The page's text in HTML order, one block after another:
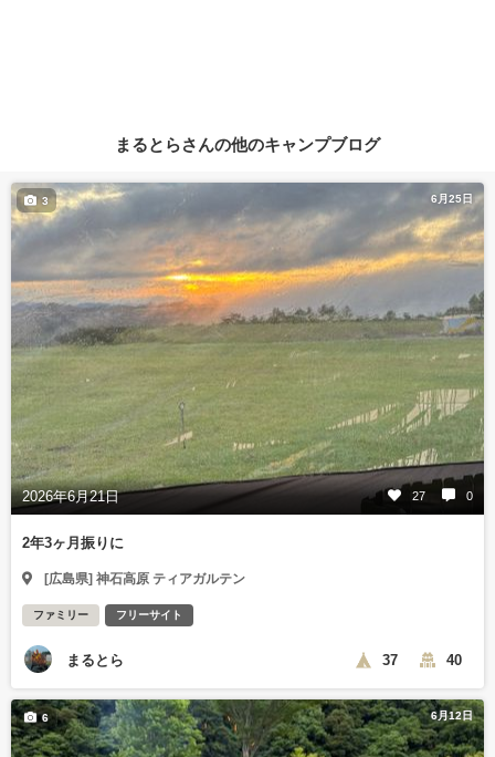
まるとらさんの他のキャンプブログ
6月25日
2026年6月21日 27 0
3
2年3ヶ月振りに
[広島県] 神石高原 ティアガルテン
ファミリー フリーサイト
まるとら 37 40
6月12日
6